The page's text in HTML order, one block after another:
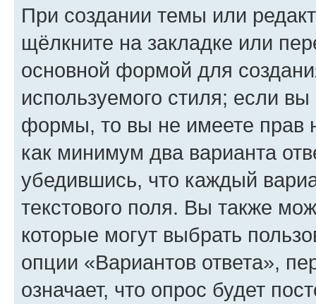
При создании темы или
щёлкните на закладке или
основной формой для
используемого стиля; если
формы, то вы не имеете прав
как минимум два варианта
убедившись, что каждый
текстового поля. Вы также
которые могут выбрать
опции «Вариантов ответа»,
означает, что опрос будет